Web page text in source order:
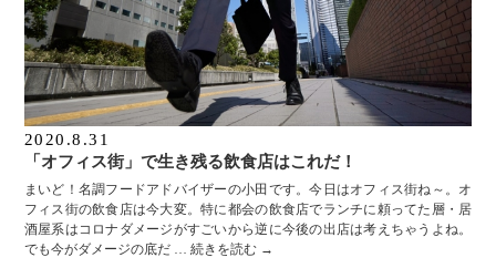
2020.8.31
「オフィス街」で生き残る飲食店はこれだ！
まいど！名調フードアドバイザーの小田です。今日はオフィス街ね～。オ
フィス街の飲食店は今大変。特に都会の飲食店でランチに頼ってた層・居
酒屋系はコロナダメージがすごいから逆に今後の出店は考えちゃうよね。
でも今がダメージの底だ … 続きを読む →